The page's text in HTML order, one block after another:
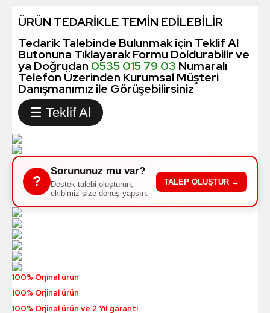
ÜRÜN TEDARİKLE TEMİN EDİLEBİLİR
Tedarik Talebinde Bulunmak için Teklif Al
Butonuna Tıklayarak Formu Doldurabilir ve
ya Doğrudan 0535 015 79 03 Numaralı
Telefon Üzerinden Kurumsal Müşteri
Danışmanımız ile Görüşebilirsiniz
☰ Teklif Al
?
Sorununuz mu var?
Destek talebi oluşturun,
ekibimiz size dönüş yapsın.
TALEP OLUŞTUR →
100% Orjinal ürün
100% Orjinal ürün
100% Orjinal ürün ve 2 Yıl garanti